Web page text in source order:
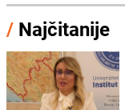
/ Najčitanije